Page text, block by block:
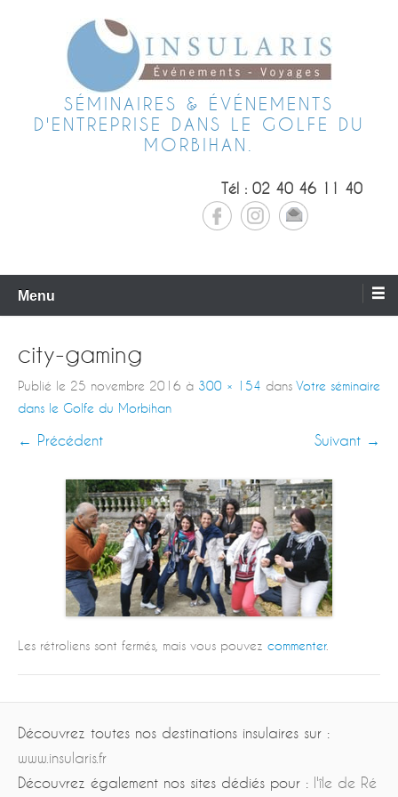
SÉMINAIRES & ÉVÉNEMENTS
D'ENTREPRISE DANS LE GOLFE DU
MORBIHAN.
Tél : 02 40 46 11 40
Menu
city-gaming
Publié le 25 novembre 2016 à 300 × 154 dans Votre séminaire
dans le Golfe du Morbihan
← Précédent Suivant →
Les rétroliens sont fermés, mais vous pouvez commenter.
Découvrez toutes nos destinations insulaires sur :
www.insularis.fr
Découvrez également nos sites dédiés pour : l'île de Ré